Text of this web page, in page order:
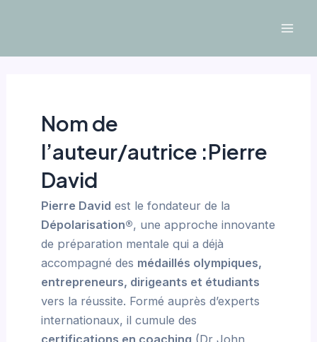
Nom de
l’auteur/autrice :Pierre
David
Pierre David est le fondateur de la
Dépolarisation®, une approche innovante
de préparation mentale qui a déjà
accompagné des médaillés olympiques,
entrepreneurs, dirigeants et étudiants
vers la réussite. Formé auprès d’experts
internationaux, il cumule des
certifications en coaching (Dr John